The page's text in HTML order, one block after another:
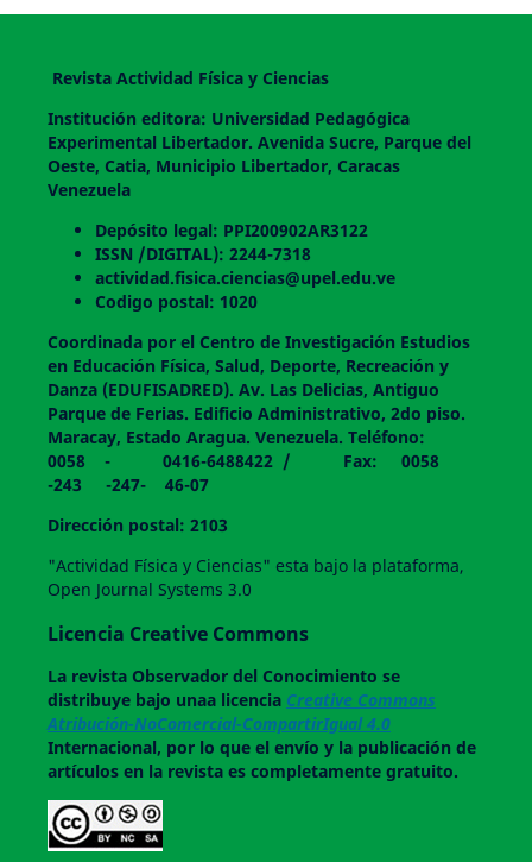
Revista Actividad Física y Ciencias
Institución editora: Universidad Pedagógica
Experimental Libertador. Avenida Sucre, Parque del
Oeste, Catia, Municipio Libertador, Caracas
Venezuela
Depósito legal: PPI200902AR3122
ISSN /DIGITAL): 2244-7318
actividad.fisica.ciencias@upel.edu.ve
Codigo postal: 1020
Coordinada por el Centro de Investigación Estudios
en Educación Física, Salud, Deporte, Recreación y
Danza (EDUFISADRED). Av. Las Delicias, Antiguo
Parque de Ferias. Edificio Administrativo, 2do piso.
Maracay, Estado Aragua. Venezuela. Teléfono:
0058 - 0416-6488422 / Fax: 0058
-243 -247- 46-07
Dirección postal: 2103
"Actividad Física y Ciencias" esta bajo la plataforma,
Open Journal Systems 3.0
Licencia Creative Commons
La revistaObservador del Conocimiento se
distribuye bajo unaa licencia Creative Commons
Atribución-NoComercial-CompartirIgual 4.0
Internacional, por lo que el envío y la publicación de
artículos en la revista es completamente gratuito.